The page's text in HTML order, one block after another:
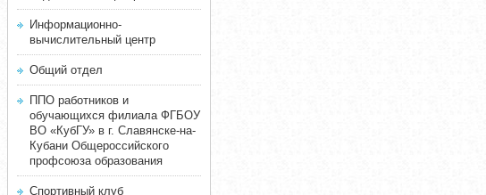
Информационно-
вычислительный центр
Общий отдел
ППО работников и
обучающихся филиала ФГБОУ
ВО «КубГУ» в г. Славянске-на-
Кубани Общероссийского
профсоюза образования
Спортивный клуб